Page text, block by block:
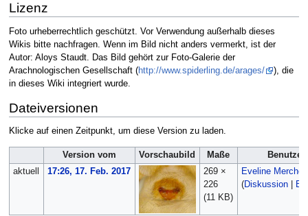
Lizenz
Foto urheberrechtlich geschützt. Vor Verwendung außerhalb dieses
Wikis bitte nachfragen. Wenn im Bild nicht anders vermerkt, ist der
Autor: Aloys Staudt. Das Bild gehört zur Foto-Galerie der
Arachnologischen Gesellschaft (http://www.spiderling.de/arages/
), die
in dieses Wiki integriert wurde.
Dateiversionen
Klicke auf einen Zeitpunkt, um diese Version zu laden.
Version vom Vorschaubild Maße
Benutzer
aktuell
17:26, 17. Feb. 2017
269 ×
226
(11 KB)
Eveline Merches
(Diskussion|